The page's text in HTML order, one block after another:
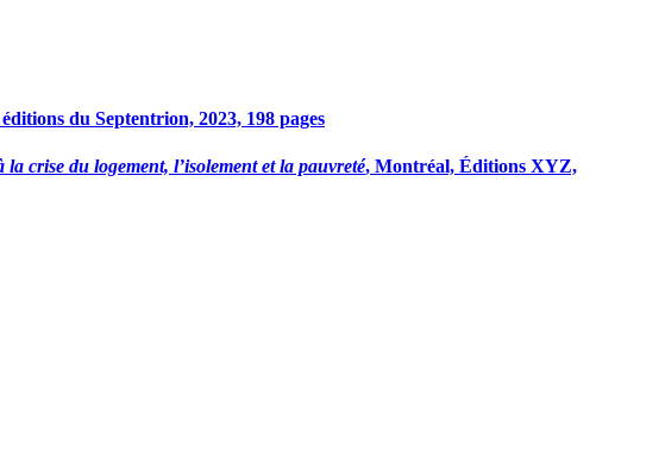
du Septentrion, 2023, 198 pages
crise du logement, l’isolement et la pauvreté, Montréal, Éditions XYZ,